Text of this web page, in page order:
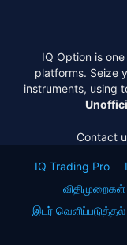
IQ Option is
platforms. Seize
instruments, using
Contact
IQ Trading Pro
இடர்